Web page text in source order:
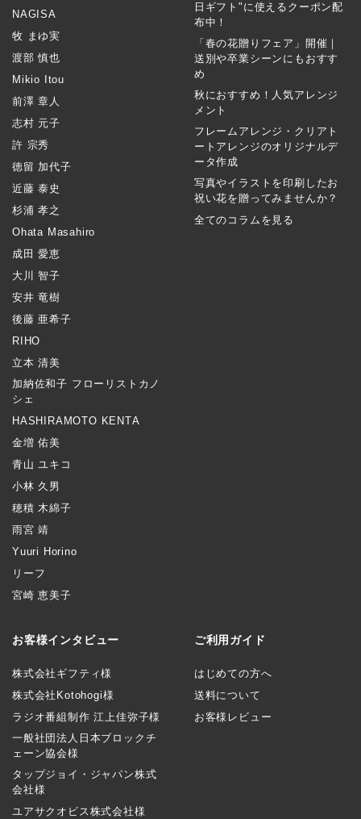
NAGISA
牧 まゆ実
渡部 慎也
Mikio Itou
前澤 章人
志村 元子
許 宗秀
徳留 加代子
近藤 泰史
杉浦 孝之
Ohata Masahiro
成田 愛恵
大川 智子
安井 竜樹
後藤 亜希子
RIHO
立本 清美
加納佐和子 フローリストカノ
シェ
HASHIRAMOTO KENTA
金増 佑美
青山 ユキコ
小林 久男
穂積 木綿子
雨宮 靖
Yuuri Horino
リーフ
宮崎 恵美子
日ギフト"に使えるクーポン配
布中！
「春の花贈りフェア」開催｜
送別や卒業シーンにもおすす
め
秋におすすめ！人気アレンジ
メント
フレームアレンジ・クリアト
ートアレンジのオリジナルデ
ータ作成
写真やイラストを印刷したお
祝い花を贈ってみませんか？
全てのコラムを見る
お客様インタビュー
株式会社ギフティ様
株式会社Kotohogi様
ラジオ番組制作 江上佳弥子様
一般社団法人日本ブロックチ
ェーン協会様
タップジョイ・ジャパン株式
会社様
ユアサクオビス株式会社様
ご利用ガイド
はじめての方へ
送料について
お客様レビュー